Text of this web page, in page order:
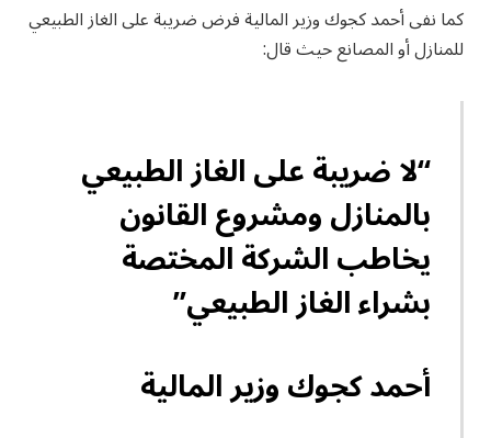
كما نفى أحمد كجوك وزير المالية فرض ضريبة على الغاز الطبيعي
للمنازل أو المصانع حيث قال:
“لا ضريبة على الغاز الطبيعي
بالمنازل ومشروع القانون
يخاطب الشركة المختصة
بشراء الغاز الطبيعي”
أحمد كجوك وزير المالية